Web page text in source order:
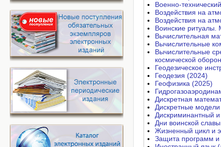
Военно-
Воздействия на
Воздействия на
Воинские ритуалы.
Вычислительная
Вычислительные
Вычислительные
космической
Геодезическое
Геодезия (2024)
Геофизика (2025)
Дискретная
Дискретные
Дискриминантный
Дни воинской
Жизненный цикл и
Защита программ